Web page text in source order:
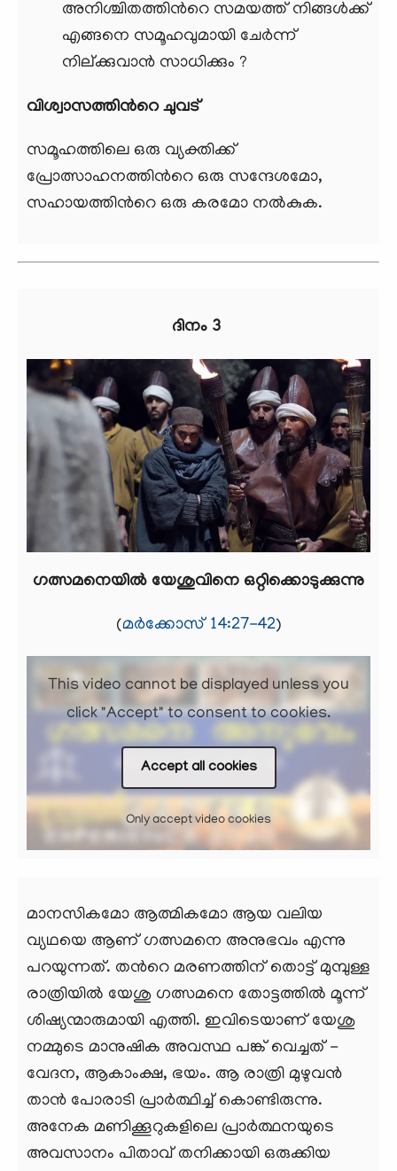
അനിശ്ചിതത്തിന്‍റെ സമയത്ത് നിങ്ങള്‍ക്ക്
എങ്ങനെ സമൂഹവുമായി ചേര്‍ന്ന്
നില്ക്കുവാന്‍ സാധിക്കും ?
വിശ്വാസത്തിന്‍റെ ചുവട്
സമൂഹത്തിലെ ഒരു വ്യക്തിക്ക്
പ്രോത്സാഹനത്തിന്‍റെ ഒരു സന്ദേശമോ,
സഹായത്തിന്‍റെ ഒരു കരമോ നല്‍കുക.
ദിനം 3
ഗത്സമനെയിൽ യേശുവിനെ ഒറ്റിക്കൊടുക്കുന്നു
(മർക്കോസ് 14:27-42)
This video cannot be displayed unless you
click "Accept" to consent to cookies.
Accept all cookies
Only accept video cookies
മാനസികമോ ആത്മികമോ ആയ വലിയ
വ്യഥയെ ആണ് ഗത്സമനെ അനുഭവം എന്നു
പറയുന്നത്. തന്‍റെ മരണത്തിന് തൊട്ട് മുമ്പുള്ള
രാത്രിയില്‍ യേശു ഗത്സമനെ തോട്ടത്തില്‍ മൂന്ന്
ശിഷ്യന്മാരുമായി എത്തി. ഇവിടെയാണ് യേശു
നമ്മുടെ മാനുഷിക അവസ്ഥ പങ്ക് വെച്ചത് -
വേദന, ആകാംക്ഷ, ഭയം. ആ രാത്രി മുഴുവന്‍
താന്‍ പോരാടി പ്രാര്‍ത്ഥിച്ച് കൊണ്ടിരുന്നു.
അനേക മണിക്കൂറുകളിലെ പ്രാര്‍ത്ഥനയുടെ
അവസാനം പിതാവ് തനിക്കായി ഒരുക്കിയ